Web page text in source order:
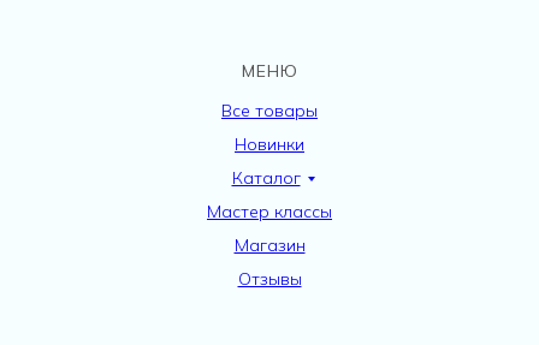
МЕНЮ
Все товары
Новинки
Каталог
Мастер классы
Магазин
Отзывы